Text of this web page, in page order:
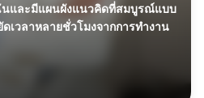
และมีแผนผังแนวคิดที่สมบูรณ์แบบ
เวลาหลายชั่วโมงจากการทำงาน